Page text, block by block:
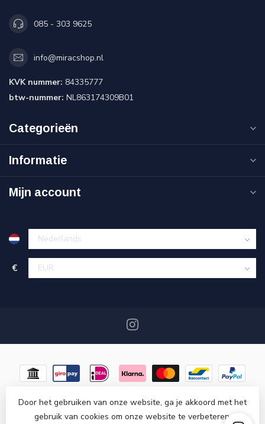
085 - 303 9625
info@miracshop.nl
KVK nummer: 84335777
btw-nummer: NL863174309B01
Categorieën
Informatie
Mijn account
€
© Copyright 2026 Miracshop.nl- Powered byLightspeed-
Door het gebruiken van onze website, ga je akkoord met het
gebruik van cookies om onze website te verbeteren.